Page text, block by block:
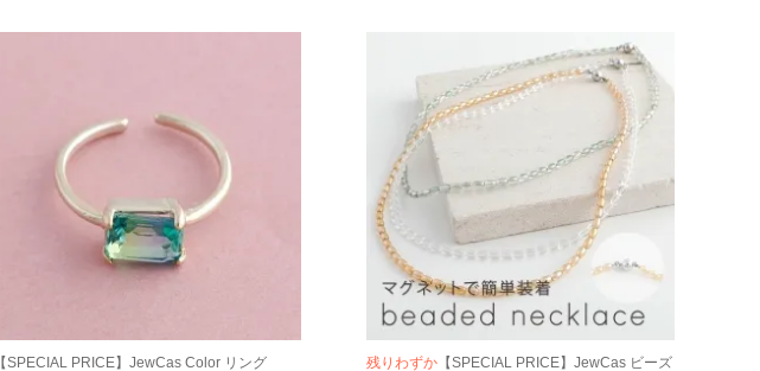
【SPECIAL PRICE】JewCas Color リング 残りわずか 【SPECIAL PRICE】JewCas ビーズ